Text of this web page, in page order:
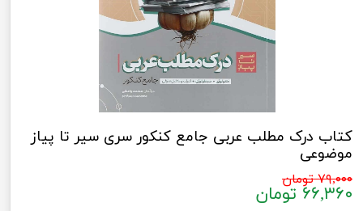
کتاب درک مطلب عربی جامع کنکور سری سیر تا پیاز
موضوعی
۷۹,۰۰۰ تومان
۶۶,۳۶۰ تومان